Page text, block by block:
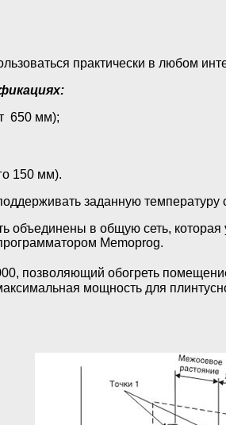
практически в любом
650 мм);
150 мм).
заданную температуру
объединены в общую сеть,
Memoprog.
позволяющий обогреть
мощность для